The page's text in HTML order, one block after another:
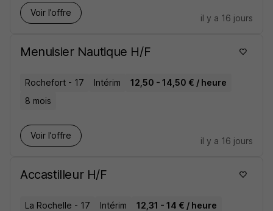
Voir l’offre
il y a 16 jours
Menuisier Nautique H/F
Rochefort - 17 Intérim
12,50 - 14,50 € / heure
8 mois
Voir l’offre
il y a 16 jours
Accastilleur H/F
La Rochelle - 17 Intérim
12,31 - 14 € / heure